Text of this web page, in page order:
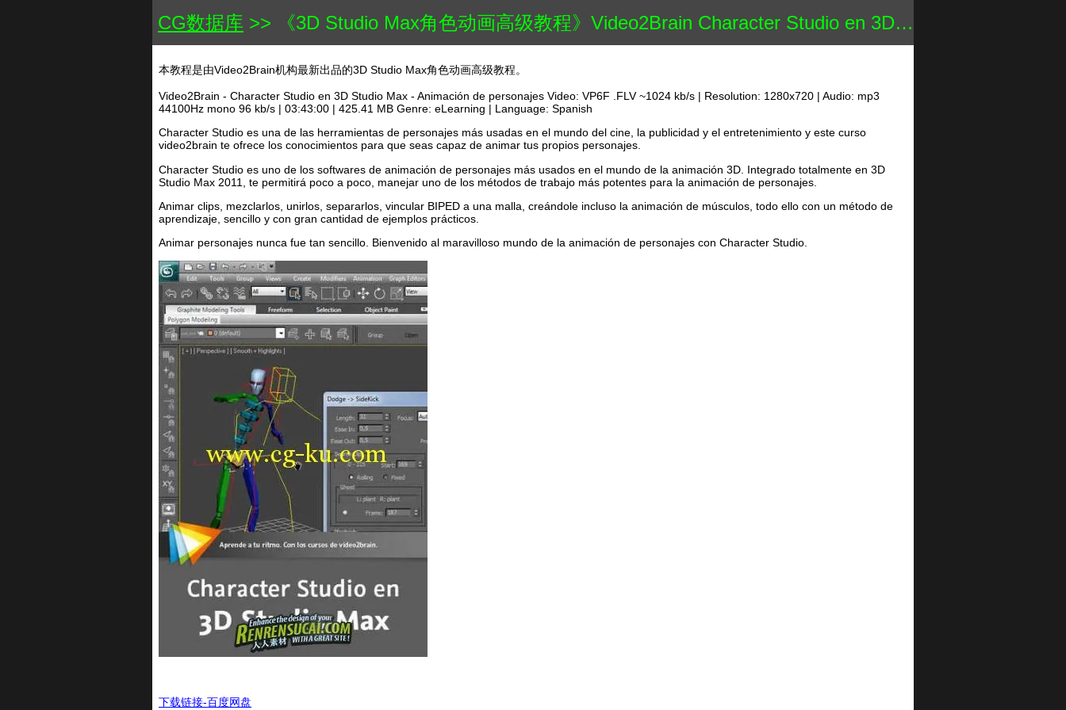
CG数据库 >> 《3D Studio Max角色动画高级教程》Video2Brain Character Studio en 3D Studio Ma...
本教程是由Video2Brain机构最新出品的3D Studio Max角色动画高级教程。
Video2Brain - Character Studio en 3D Studio Max - Animación de personajes Video: VP6F .FLV ~1024 kb/s | Resolution: 1280x720 | Audio: mp3
44100Hz mono 96 kb/s | 03:43:00 | 425.41 MB Genre: eLearning | Language: Spanish
Character Studio es una de las herramientas de personajes más usadas en el mundo del cine, la publicidad y el entretenimiento y este curso
video2brain te ofrece los conocimientos para que seas capaz de animar tus propios personajes.
Character Studio es uno de los softwares de animación de personajes más usados en el mundo de la animación 3D. Integrado totalmente en 3D
Studio Max 2011, te permitirá poco a poco, manejar uno de los métodos de trabajo más potentes para la animación de personajes.
Animar clips, mezclarlos, unirlos, separarlos, vincular BIPED a una malla, creándole incluso la animación de músculos, todo ello con un método de
aprendizaje, sencillo y con gran cantidad de ejemplos prácticos.
Animar personajes nunca fue tan sencillo. Bienvenido al maravilloso mundo de la animación de personajes con Character Studio.
下载链接-百度网盘